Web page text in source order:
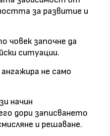
за развитие и
човек започне да
ситуации.
не само
начин
дори записването
и решаване.